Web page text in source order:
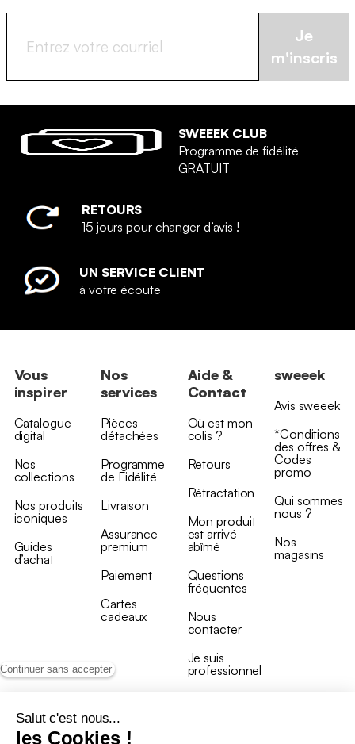
Continuer sans accepter
Salut c'est nous...
les Cookies !
Je
m'inscris
SWEEEK CLUB
Programme de fidélité
GRATUIT
RETOURS
15 jours pour changer d’avis !
UN SERVICE CLIENT
à votre écoute
Vous
inspirer
Catalogue
digital
Nos
collections
Nos produits
iconiques
Guides
d’achat
Nos
services
Pièces
détachées
Programme
de Fidélité
Livraison
Assurance
premium
Paiement
Cartes
cadeaux
Aide &
Contact
Où est mon
colis ?
Retours
Rétractation
Mon produit
est arrivé
abîmé
Questions
fréquentes
Nous
contacter
Je suis
professionnel
sweeek
Avis sweeek
*Conditions
des offres &
Codes
promo
Qui sommes
nous ?
Nos
magasins